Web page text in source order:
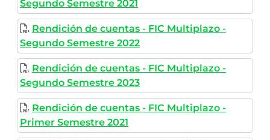
Segundo Semestre 2021
Rendición de cuentas - FIC Multiplazo -
Segundo Semestre 2022
Rendición de cuentas - FIC Multiplazo -
Segundo Semestre 2023
Rendición de cuentas - FIC Multiplazo -
Primer Semestre 2021